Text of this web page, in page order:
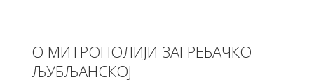
О МИТРОПОЛИЈИ ЗАГРЕБАЧКО-
ЉУБЉАНСКОЈ